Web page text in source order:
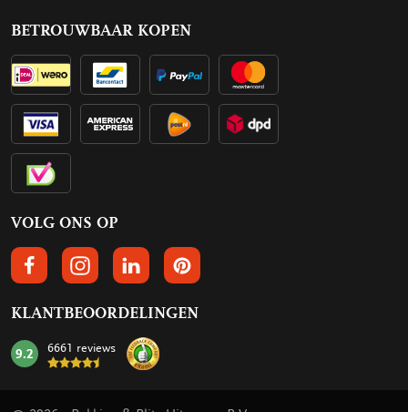
BETROUWBAAR KOPEN
VOLG ONS OP
VOLGS ONS OP FACEBOOK
VOLG ONS OP INSTAGRAM
VOLG ONS OP LINKEDIN
VOLG ONS OP PINTEREST
KLANTBEOORDELINGEN
mark:
9.2 6661 reviews